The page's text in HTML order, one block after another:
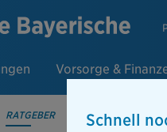
Vorsorge &
RATGEBER Schnell